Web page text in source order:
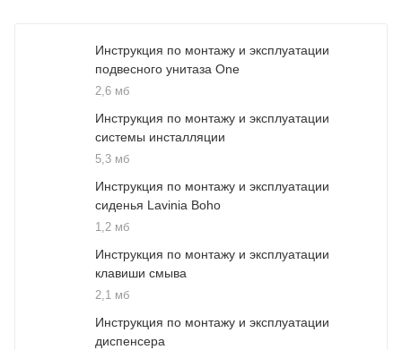
Инструкция по монтажу и эксплуатации
подвесного унитаза One
2,6 мб
Инструкция по монтажу и эксплуатации
системы инсталляции
5,3 мб
Инструкция по монтажу и эксплуатации
сиденья Lavinia Boho
1,2 мб
Инструкция по монтажу и эксплуатации
клавиши смыва
2,1 мб
Инструкция по монтажу и эксплуатации
диспенсера